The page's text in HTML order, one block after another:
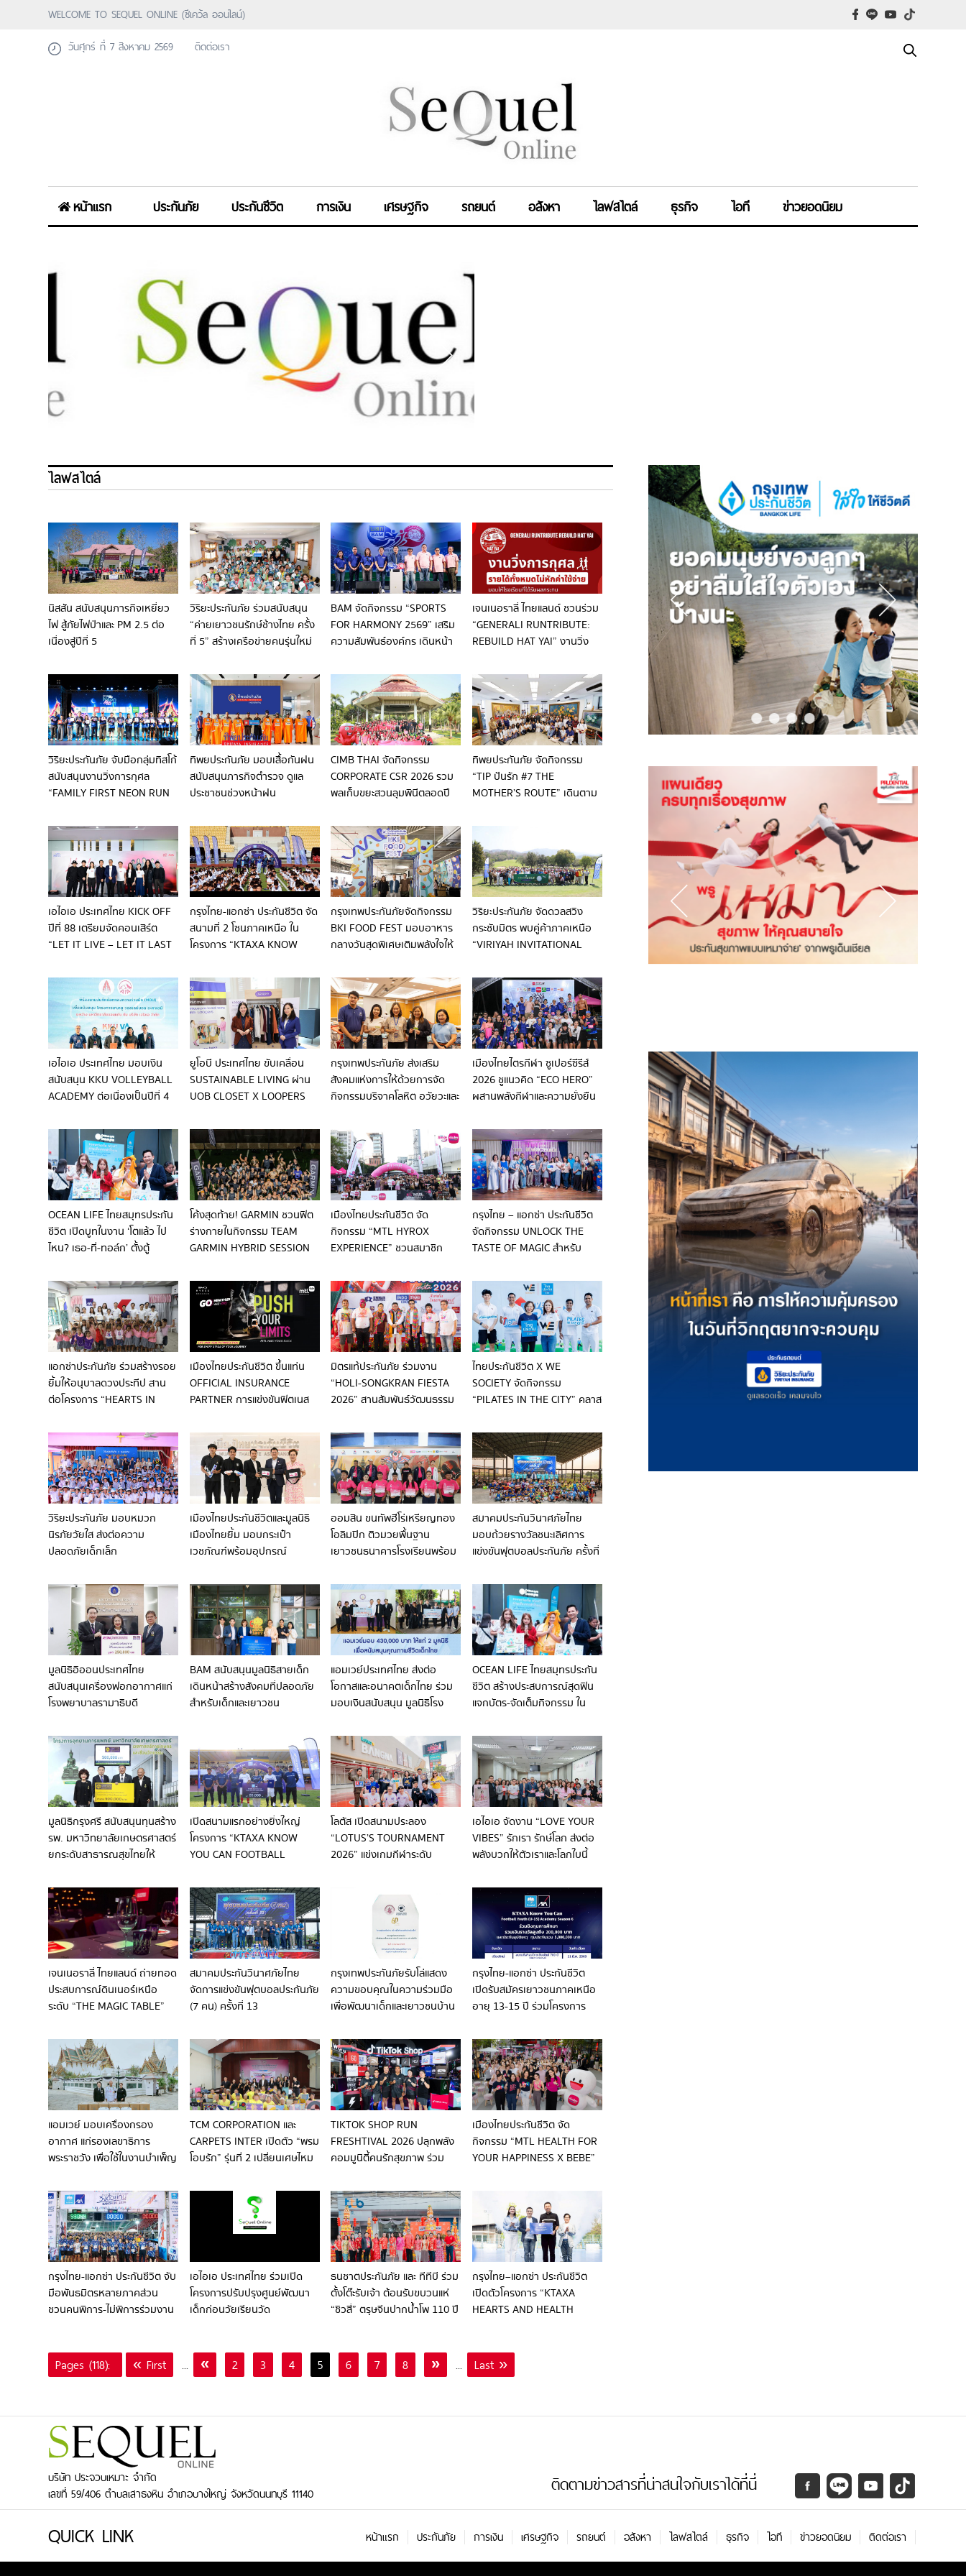
WELCOME TO SEQUEL ONLINE (ซีเคว้ล ออนไลน์)
วันศุกร์ ที่ 7 สิงหาคม 2569
ติดต่อเรา
หน้าแรก ประกันภัย ประกันชีวิต การเงิน เศรษฐกิจ รถยนต์ อสังหา ไลฟสไตล์ ธุรกิจ ไอที ข่าวยอดนิยม
ไลฟสไตล์
นิสสัน สนับสนุนภารกิจเหยี่ยว
ไฟ สู้ภัยไฟป่าและ PM 2.5 ต่อ
เนื่องสู่ปีที่ 5
วิริยะประกันภัย ร่วมสนับสนุน
“ค่ายเยาวชนรักษ์ช้างไทย ครั้ง
ที่ 5” สร้างเครือข่ายคนรุ่นใหม่
ชาติกุยบุรี
BAM จัดกิจกรรม “SPORTS
FOR HARMONY 2569” เสริม
ความสัมพันธ์องค์กร เดินหน้า
เจนเนอราลี่ ไทยแลนด์ ชวนร่วม
“GENERALI RUNTRIBUTE:
REBUILD HAT YAI” งานวิ่ง
เปลี่ยนทุกก้าวเป็นพลังแห่งการ
ให้
วิริยะประกันภัย จับมือกลุ่มทิสโก้
สนับสนุนงานวิ่งการกุศล
“FAMILY FIRST NEON RUN
ทิพยประกันภัย มอบเสื้อกันฝน
สนับสนุนภารกิจตำรวจ ดูแล
ประชาชนช่วงหน้าฝน
CIMB THAI จัดกิจกรรม
CORPORATE CSR 2026 รวม
พลเก็บขยะสวนลุมพินีตลอดปี
สวนลุมฯ’ ให้น่าอยู่
ทิพยประกันภัย จัดกิจกรรม
“TIP ปันรัก #7 THE
MOTHER’S ROUTE” เดินตาม
พร้อมขอบคุณสื่อมวลชน
เอไอเอ ประเทศไทย KICK OFF
ปีที่ 88 เตรียมจัดคอนเสิร์ต
“LET IT LIVE – LET IT LAST
BODYSLAM และศิลปินชั้นนำ
คับคั่ง พร้อมชวนคนไทยร่วม
เป็นส่วนหนึ่งของการเฉลิม
ฉลองครั้งยิ่งใหญ่
กรุงไทย-แอกซ่า ประกันชีวิต จัด
สนามที่ 2 โซนภาคเหนือ ใน
โครงการ “KTAXA KNOW
YOUTH (U-15) ACADEMY ปีที่
6”
กรุงเทพประกันภัยจัดกิจกรรม
BKI FOOD FEST มอบอาหาร
กลางวันสุดพิเศษเติมพลังใจให้
วิริยะประกันภัย จัดดวลสวิง
กระชับมิตร พบคู่ค้าภาคเหนือ
“VIRIYAH INVITATIONAL
เอไอเอ ประเทศไทย มอบเงิน
สนับสนุน KKU VOLLEYBALL
ACADEMY ต่อเนื่องเป็นปีที่ 4
เยาวชนหญิงด้านกีฬา
วอลเลย์บอลในภาคอีสาน
ยูโอบี ประเทศไทย ขับเคลื่อน
SUSTAINABLE LIVING ผ่าน
UOB CLOSET X LOOPERS
กรุงเทพประกันภัย ส่งเสริม
สังคมแห่งการให้ด้วยการจัด
กิจกรรมบริจาคโลหิต อวัยวะและ
เมืองไทยไตรกีฬา ซูเปอร์ซีรีส์
2026 ชูแนวคิด “ECO HERO”
ผสานพลังกีฬาและความยั่งยืน
ยอด
OCEAN LIFE ไทยสมุทรประกัน
ชีวิต เปิดบูทในงาน ‘โตแล้ว ไป
ไหน? เธอ-ที่-ทอล์ก’ ตั้งตู้
มอวยพรเซอร์ไพรส์วันเกิด 30
ปี ‘นนท์ ธนนท์’
โค้งสุดท้าย! GARMIN ชวนฟิต
ร่างกายในกิจกรรม TEAM
GARMIN HYBRID SESSION
HYBRID TRAINING ระดับโลก
สุดสัปดาห์นี้
เมืองไทยประกันชีวิต จัด
กิจกรรม “MTL HYROX
EXPERIENCE” ชวนสมาชิก
บรรยากาศก่อนลงสนามจริง
กรุงไทย – แอกซ่า ประกันชีวิต
จัดกิจกรรม UNLOCK THE
TASTE OF MAGIC สำหรับ
แอกซ่าประกันภัย ร่วมสร้างรอย
ยิ้มให้อนุบาลดวงประทีป สาน
ต่อโครงการ “HEARTS IN
โอกาสที่เท่าเทียมกัน
เมืองไทยประกันชีวิต ขึ้นแท่น
OFFICIAL INSURANCE
PARTNER การแข่งขันฟิตเนส
BANGKOK ชวนคนไทยอัป
เกรดสุขภาพสู่เวอร์ชันที่ดีที่สุด
ภายใต้แนวคิด “GO
HEALTHIER WITH MTL”
มิตรแท้ประกันภัย ร่วมงาน
“HOLI-SONGKRAN FIESTA
2026” สานสัมพันธ์วัฒนธรรม
หลัก ต่อเนื่องเป็นปีที่ 3
ไทยประกันชีวิต X WE
SOCIETY จัดกิจกรรม
“PILATES IN THE CITY” คลาส
สวนสีเขียวใจกลางเมือง
วิริยะประกันภัย มอบหมวก
นิรภัยวัยใส ส่งต่อความ
ปลอดภัยเด็กเล็ก
เมืองไทยประกันชีวิตและมูลนิธิ
เมืองไทยยิ้ม มอบกระเป๋า
เวชภัณฑ์พร้อมอุปกรณ์
บริการผู้มาใช้ลานกีฬาในชุมชน
เขตห้วยขวาง
ออมสิน ขนทัพฮีโร่เหรียญทอง
โอลิมปิก ติวมวยพื้นฐาน
เยาวชนธนาคารโรงเรียนพร้อม
สมาคมประกันวินาศภัยไทย
มอบถ้วยรางวัลชนะเลิศการ
แข่งขันฟุตบอลประกันภัย ครั้งที่
มูลนิธิอิออนประเทศไทย
สนับสนุนเครื่องฟอกอากาศแก่
โรงพยาบาลรามาธิบดี
BAM สนับสนุนมูลนิธิสายเด็ก
เดินหน้าสร้างสังคมที่ปลอดภัย
สำหรับเด็กและเยาวชน
แอมเวย์ประเทศไทย ส่งต่อ
โอกาสและอนาคตเด็กไทย ร่วม
มอบเงินสนับสนุน มูลนิธิโรง
อ่อนในสลัม ในพระอุปถัมภ์
สมเด็จพระเจ้าพี่นางเธอ เจ้าฟ้า
กัลยาณิวัฒนา กรมหลวง
นราธิวาสราชนครินทร์
OCEAN LIFE ไทยสมุทรประกัน
ชีวิต สร้างประสบการณ์สุดฟิน
แจกบัตร-จัดเต็มกิจกรรม ใน
ไหน?’ ฉลองวันเกิด 30 ปี “นนท์
ธนนท์” แบบอบอุ่น
มูลนิธิกรุงศรี สนับสนุนทุนสร้าง
รพ. มหาวิทยาลัยเกษตรศาสตร์
ยกระดับสาธารณสุขไทยให้
เปิดสนามแรกอย่างยิ่งใหญ่
โครงการ “KTAXA KNOW
YOU CAN FOOTBALL
6” ณ จังหวัดขอนแก่น
โลตัส เปิดสนามประลอง
“LOTUS’S TOURNAMENT
2026” แข่งเกมกีฬาระดับ
แข่งขันเกมและกีฬาของไทย
เอไอเอ จัดงาน “LOVE YOUR
VIBES” รักเรา รักษ์โลก ส่งต่อ
พลังบวกให้ตัวเราและโลกใบนี้
เจนเนอราลี่ ไทยแลนด์ ถ่ายทอด
ประสบการณ์ดินเนอร์เหนือ
ระดับ “THE MAGIC TABLE”
ลูกค้าคนสำคัญ
สมาคมประกันวินาศภัยไทย
จัดการแข่งขันฟุตบอลประกันภัย
(7 คน) ครั้งที่ 13
กรุงเทพประกันภัยรับโล่แสดง
ความขอบคุณในความร่วมมือ
เพื่อพัฒนาเด็กและเยาวชนบ้าน
กรุงไทย-แอกซ่า ประกันชีวิต
เปิดรับสมัครเยาวชนภาคเหนือ
อายุ 13-15 ปี ร่วมโครงการ
FOOTBALL YOUTH (U-15)
ACADEMY SEASON 6 ณ
สนามกีฬาสมโภชเชียงใหม่ 700
ปี(สนามกลาง)
แอมเวย์ มอบเครื่องกรอง
อากาศ แก่รองเลขาธิการ
พระราชวัง เพื่อใช้ในงานบำเพ็ญ
TCM CORPORATION และ
CARPETS INTER เปิดตัว “พรม
โอบรัก” รุ่นที่ 2 เปลี่ยนเศษไหม
ยกระดับคุณภาพชีวิตคนไร้ที่พึ่ง
TIKTOK SHOP RUN
FRESHTIVAL 2026 ปลุกพลัง
คอมมูนิตี้คนรักสุขภาพ ร่วม
เมืองไทยประกันชีวิต จัด
กิจกรรม “MTL HEALTH FOR
YOUR HAPPINESS X BEBE”
เริ่มต้นดูแลสุขภาพผ่านการออก
กำลังกายกับ เบเบ้–ธันย์ชนก
กรุงไทย-แอกซ่า ประกันชีวิต จับ
มือพันธมิตรหลายภาคส่วน
ชวนคนพิการ-ไม่พิการร่วมงาน
ใหญ่ประจำปี 2026
เอไอเอ ประเทศไทย ร่วมเปิด
โครงการปรับปรุงศูนย์พัฒนา
เด็กก่อนวัยเรียนวัด
ปลอดภัยสำหรับเด็กเล็ก
ธนชาตประกันภัย และ ทีทีบี ร่วม
ตั้งโต๊ะรับเจ้า ต้อนรับขบวนแห่
“ชิวสี่” ตรุษจีนปากน้ำโพ 110 ปี
กรุงไทย–แอกซ่า ประกันชีวิต
เปิดตัวโครงการ “KTAXA
HEARTS AND HEALTH
กรุงเทพมหานคร ส่งเสริมคน
ไทยสุภาพดีอย่างยั่งยืน ตอกย้ำ
Pages (118): « First ... « 2 3 4 5 6 7 8 » ... Last »
บริษัท ประจวบเหมาะ จำกัด
เลขที่ 59/406 ตำบลเสาธงหิน อำเภอบางใหญ่ จังหวัดนนทบุรี 11140
ติดตามข่าวสารที่น่าสนใจกับเราได้ที่นี่
QUICK LINK หน้าแรก ประกันภัย การเงิน เศรษฐกิจ รถยนต์ อสังหา ไลฟสไตล์ ธุรกิจ ไอที ข่าวยอดนิยม ติดต่อเรา